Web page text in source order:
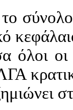
το
οι